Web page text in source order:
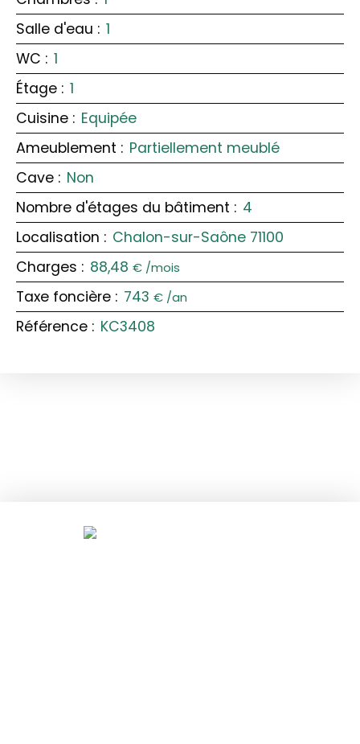
Salle d'eau : 1
WC : 1
Étage : 1
Cuisine : Equipée
Ameublement : Partiellement meublé
Cave : Non
Nombre d'étages du bâtiment : 4
Localisation : Chalon-sur-Saône 71100
Charges : 88,48 € /mois
Taxe foncière : 743 € /an
Référence : KC3408